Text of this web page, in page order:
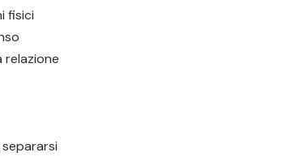
fisici
relazione